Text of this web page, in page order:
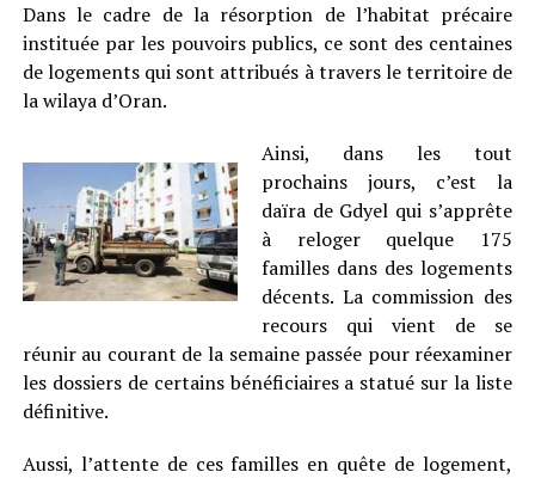
Dans le cadre de la résorption de l’habitat précaire
instituée par les pouvoirs publics, ce sont des centaines
de logements qui sont attribués à travers le territoire de
la wilaya d’Oran.
Ainsi, dans les tout
prochains jours, c’est la
daïra de Gdyel qui s’apprête
à reloger quelque 175
familles dans des logements
décents. La commission des
recours qui vient de se
réunir au courant de la semaine passée pour réexaminer
les dossiers de certains bénéficiaires a statué sur la liste
définitive.
Aussi, l’attente de ces familles en quête de logement,